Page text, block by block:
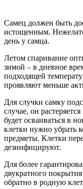
Самец должен быть
истощенным.
день у самца.
Летом спаривание
зимой – в дневное
подходящей
проявляют меньше
Для случки самку
случае, он
будет осваиваться в
клетки нужно убрать
предметы. Клетки
дезинфицируют.
Для более
двукратного
обратно в родную